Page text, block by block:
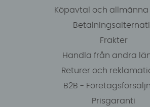
Köpavtal och allmänna
Frakter
Handla från andra
Returer och
B2B -
Prisgaranti